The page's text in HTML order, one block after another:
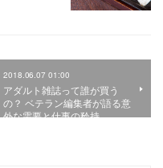
2018.06.07 01:00
アダルト雑誌って誰が買う
の？ ベテラン編集者が語る意
外な需要と仕事の矜持